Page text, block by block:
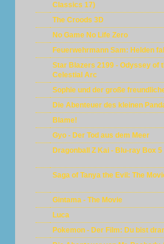
Classics 17)
The Croods 3D
No Game No Life Zero
Feuerwehrmann Sam: Helden
Star Blazers 2199 - Odyssey of
Celestial Arc
Sophie und der große
Die Abenteuer des kleinen
Blame!
Gyo - Der Tod aus dem Meer
Dragonball Z Kai - Blu-ray Box 5
Saga of Tanya the Evil: The
Gintama - The Movie
Luca
Pokemon - Der Film: Du bist